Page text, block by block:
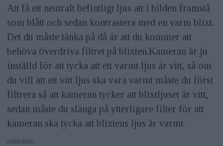
Att få ett neutralt befintligt ljus att i bilden framstå
som blått och sedan kontrastera med en varm blixt.
Det du måste tänka på då är att du kommer att
behöva överdriva filtret på blixten.Kameran är ju
inställd för att tycka att ett varmt ljus är vitt, så om
du vill att ett vitt ljus ska vara varmt måste du först
filtrera så att kameran tycker att blixtljuset är vitt,
sedan måste du slänga på ytterligare filter för att
kameran ska tycka att blixtens ljus är varmt.
ANNONS